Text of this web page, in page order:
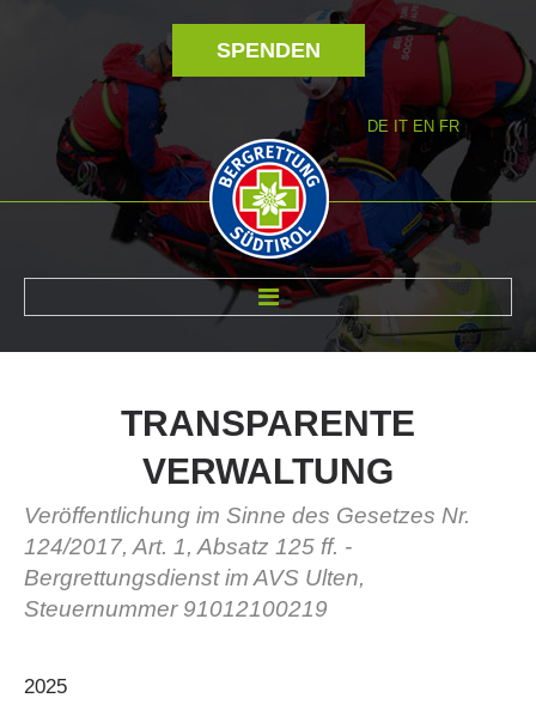
SPENDEN
DE IT EN FR
TRANSPARENTE
VERWALTUNG
Veröffentlichung im Sinne des Gesetzes Nr.
124/2017, Art. 1, Absatz 125 ff. -
Bergrettungsdienst im AVS Ulten,
Steuernummer 91012100219
2025